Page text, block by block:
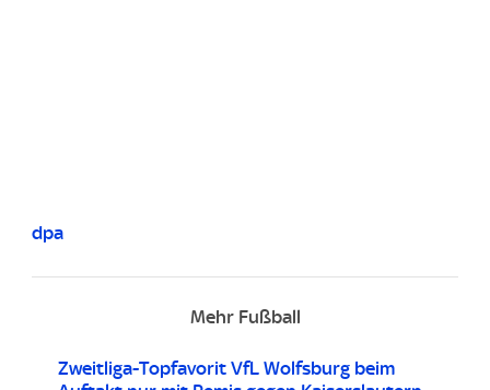
dpa
Mehr Fußball
Zweitliga-Topfavorit VfL Wolfsburg beim